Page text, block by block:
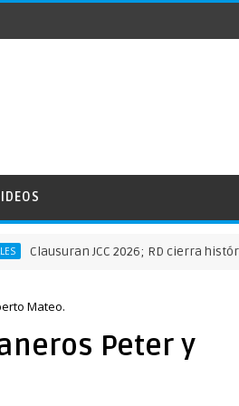
JCC 2026; RD cierra histórica
Mateo.
Peter y